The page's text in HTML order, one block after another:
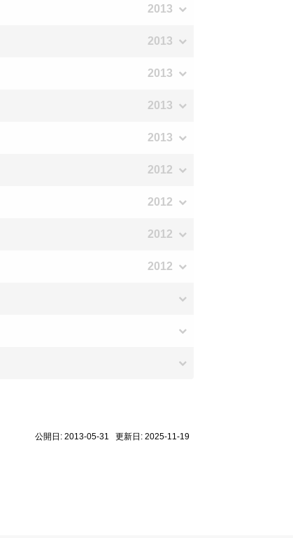
2013
2013
2013
2013
2013
2012
2012
2012
2012
公開日: 2013-05-31 更新日: 2025-11-19